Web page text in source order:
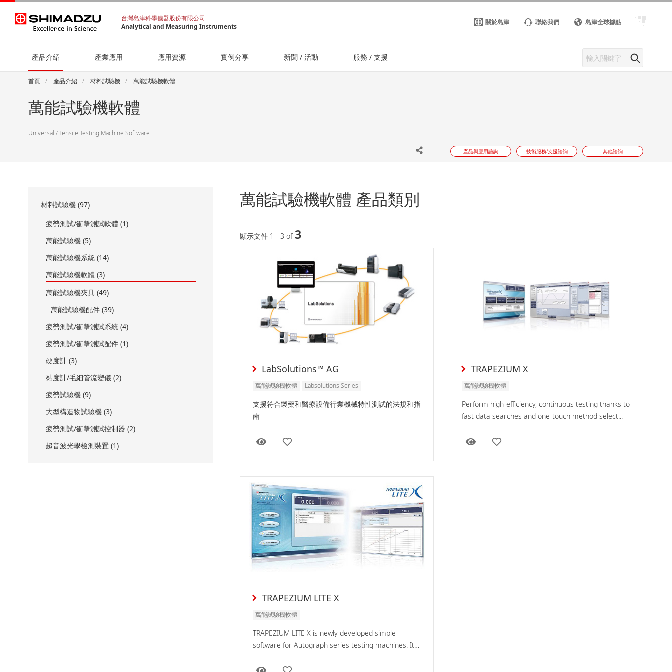
台灣島津科學儀器股份有限公司
Analytical and Measuring Instruments
關於島津 聯絡我們 島津全球據點
產品介紹 產業應用 應用資源 實例分享 新聞 / 活動 服務 / 支援
首頁 產品介紹 材料試驗機 萬能試驗機軟體
萬能試驗機軟體
Universal / Tensile Testing Machine Software
產品與應用諮詢 技術服務/支援諮詢 其他諮詢
材料試驗機 (97)
疲勞測試/衝擊測試軟體 (1)
萬能試驗機 (5)
萬能試驗機系統 (14)
萬能試驗機軟體 (3)
萬能試驗機夾具 (49)
萬能試驗機配件 (39)
疲勞測試/衝擊測試系統 (4)
疲勞測試/衝擊測試配件 (1)
硬度計 (3)
黏度計/毛細管流變儀 (2)
疲勞試驗機 (9)
大型構造物試驗機 (3)
疲勞測試/衝擊測試控制器 (2)
超音波光學檢測裝置 (1)
萬能試驗機軟體 產品類別
顯示文件 1 - 3 of 3
LabSolutions™ AG
萬能試驗機軟體 Labsolutions Series
支援符合製藥和醫療設備行業機械特性測試的法規和指
南
TRAPEZIUM X
萬能試驗機軟體
Perform high-efficiency, continuous testing thanks to
fast data searches and one-touch method select...
TRAPEZIUM LITE X
萬能試驗機軟體
TRAPEZIUM LITE X is newly developed simple
software for Autograph series testing machines. It